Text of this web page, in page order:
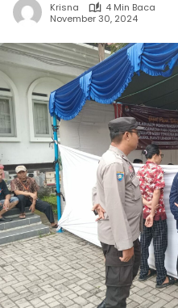
Krisna
4 Min Baca
November 30, 2024